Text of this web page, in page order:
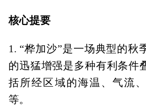
核心提要
1. “桦加沙”是一场典型的秋
的迅猛增强是多种有利条件
括所经区域的海温、气流
等。